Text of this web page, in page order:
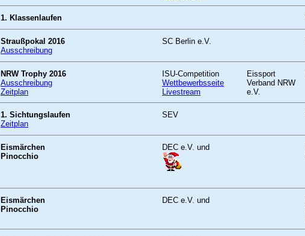
1. Klassenlaufen
Straußpokal 2016
Ausschreibung
SC Berlin e.V.
NRW Trophy 2016
Ausschreibung
Zeitplan
ISU-Competition
Wettbewerbsseite
Livestream
Eissport
Verband NRW
e.V.
1. Sichtungslaufen
Zeitplan
SEV
Eismärchen
Pinocchio
DEC e.V. und
Eismärchen
Pinocchio
DEC e.V. und